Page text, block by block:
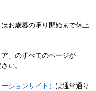
お歳暮の承り開始まで休止
」のすべてのページが
い。
ションサイト） は通常通り